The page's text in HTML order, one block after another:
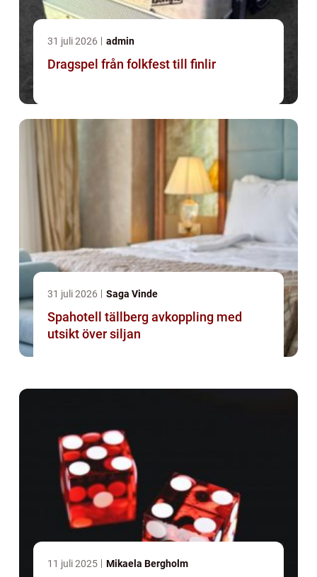
31 juli 2026 admin
Dragspel från folkfest till finlir
31 juli 2026 Saga Vinde
Spahotell tällberg avkoppling med
utsikt över siljan
11 juli 2025 Mikaela Bergholm